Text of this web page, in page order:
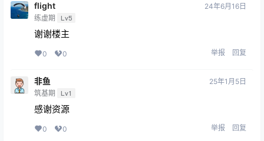
flight
练虚期 Lv5
24年6月16日
谢谢楼主
0 0 举报 回复
非鱼
筑基期 Lv1
25年1月5日
感谢资源
0 0 举报 回复